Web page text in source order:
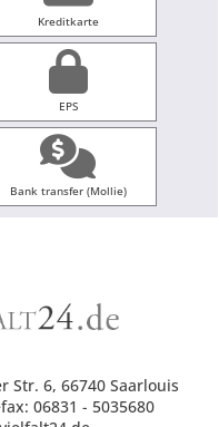
Kreditkarte
EPS
Bank transfer (Mollie)
Str. 6, 66740 Saarlouis
06831 - 5035680